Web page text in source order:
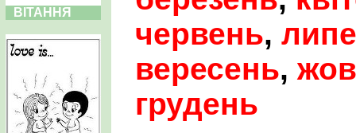
ВІТАННЯ
червень,
вересень,
грудень